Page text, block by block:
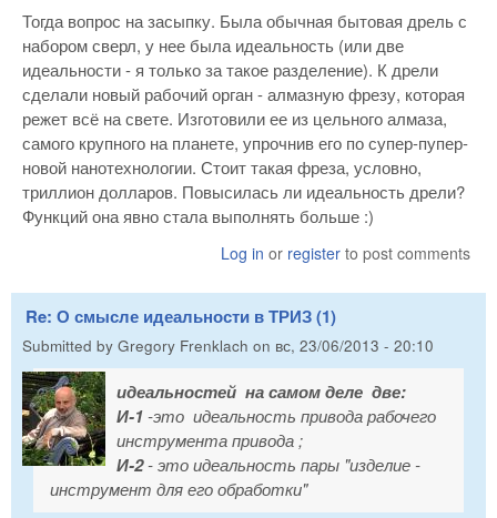
Тогда вопрос на засыпку. Была обычная бытовая дрель с
набором сверл, у нее была идеальность (или две
идеальности - я только за такое разделение). К дрели
сделали новый рабочий орган - алмазную фрезу, которая
режет всё на свете. Изготовили ее из цельного алмаза,
самого крупного на планете, упрочнив его по супер-пупер-
новой нанотехнологии. Стоит такая фреза, условно,
триллион долларов. Повысилась ли идеальность дрели?
Функций она явно стала выполнять больше :)
Log in or register to post comments
Re: О смысле идеальности в ТРИЗ (1)
Submitted by Gregory Frenklach on вс, 23/06/2013 - 20:10
идеальностей на самом деле две:
И-1-это идеальность привода рабочего
инструмента привода ;
И-2- это идеальность пары "изделие -
инструмент для его обработки"